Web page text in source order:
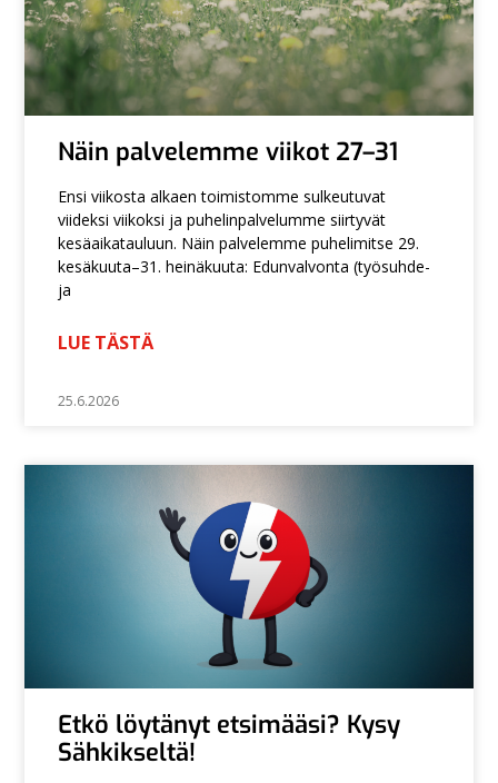
Näin palvelemme viikot 27–31
Ensi viikosta alkaen toimistomme sulkeutuvat
viideksi viikoksi ja puhelinpalvelumme siirtyvät
kesäaikatauluun. Näin palvelemme puhelimitse 29.
kesäkuuta–31. heinäkuuta: Edunvalvonta (työsuhde-
ja
LUE TÄSTÄ
25.6.2026
Etkö löytänyt etsimääsi? Kysy
Sähkikseltä!